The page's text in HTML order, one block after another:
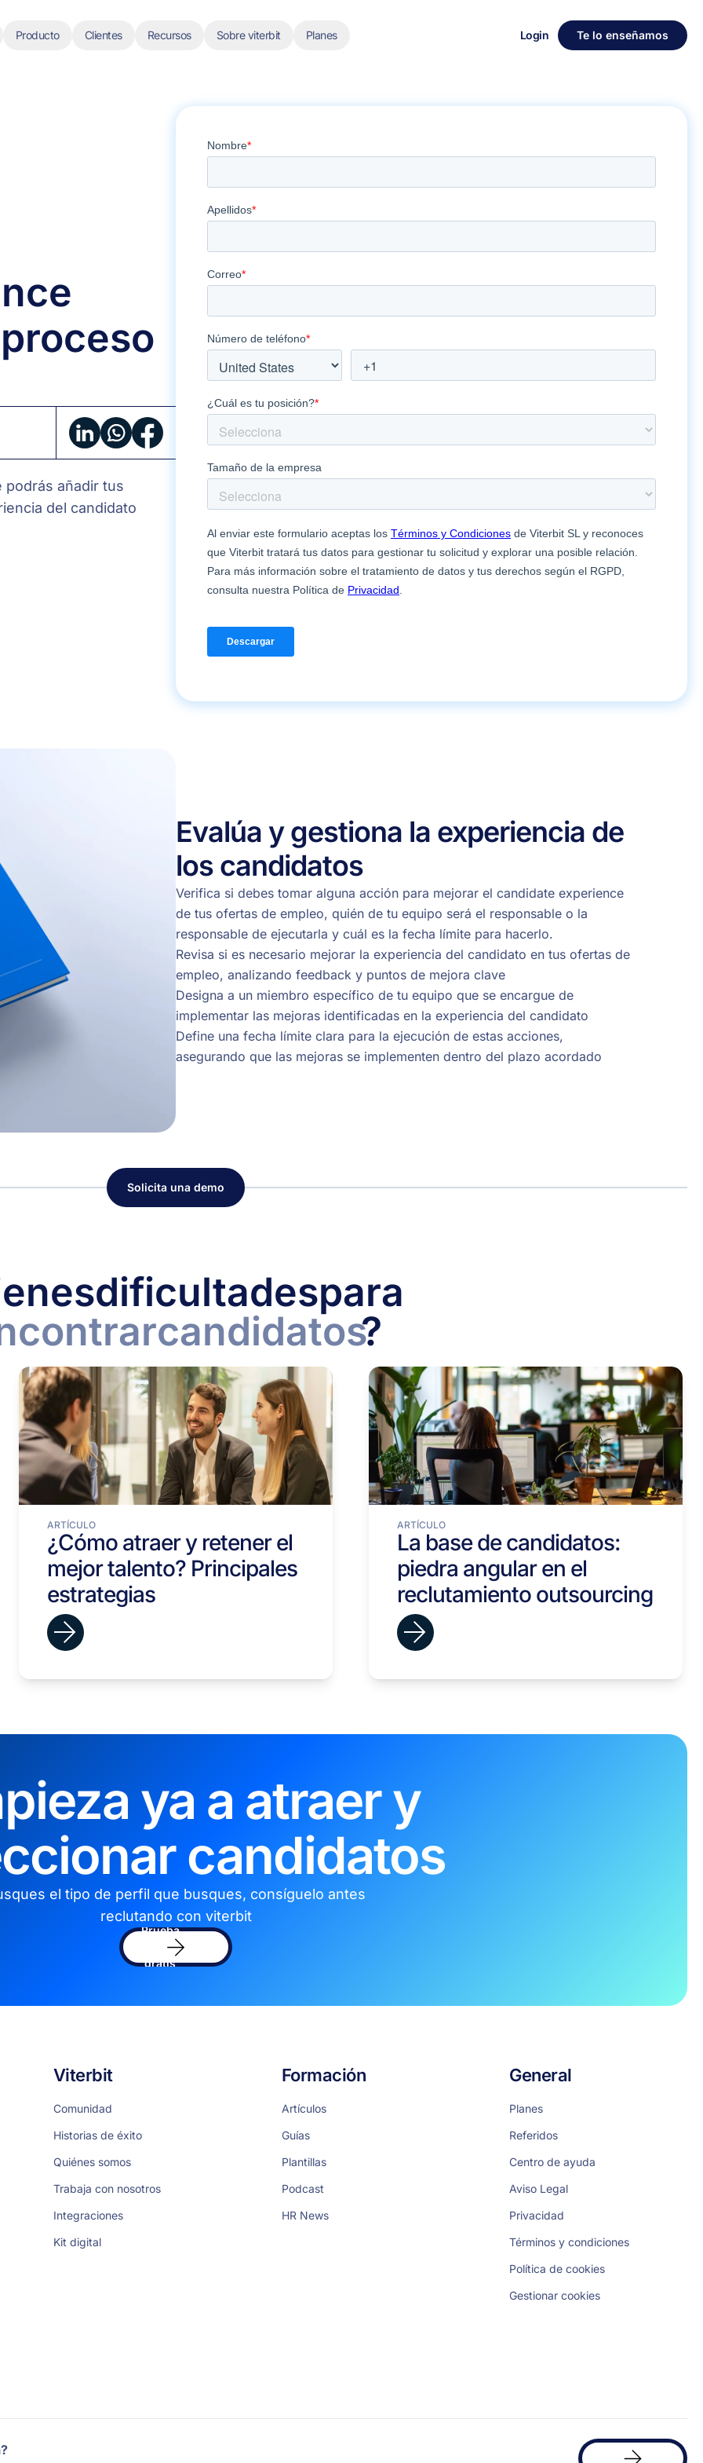
Login Te lo enseñamos
Producto Clientes Recursos Sobre viterbit Planes
Candidate
experience
checklist:
revisa
proceso
selección
proceso
podrás añadir tus
del candidato
Evalúa y gestiona la experiencia de
los candidatos
Verifica si debes tomar alguna acción para mejorar el candidate experience
de tus ofertas de empleo, quién de tu equipo será el responsable o la
responsable de ejecutarla y cuál es la fecha límite para hacerlo.
Revisa si es necesario mejorar la experiencia del candidato en tus ofertas de
empleo, analizando feedback y puntos de mejora clave
Designa a un miembro específico de tu equipo que se encargue de
implementar las mejoras identificadas en la experiencia del candidato
Define una fecha límite clara para la ejecución de estas acciones,
asegurando que las mejoras se implementen dentro del plazo acordado
Solicita una demo
dificultadespara
candidatos?
ARTÍCULO
¿Cómo atraer y retener el
mejor talento? Principales
estrategias
ARTÍCULO
La base de candidatos:
piedra angular en el
reclutamiento outsourcing
ya a atraer y
candidatos
el tipo de perfil que busques, consíguelo antes
reclutando con viterbit
Prueba
sofware
gratis
Viterbit
Comunidad
Historias de éxito
Quiénes somos
Trabaja con nosotros
Integraciones
Kit digital
Formación
Artículos
Guías
Plantillas
Podcast
HR News
General
Planes
Referidos
Centro de ayuda
Aviso Legal
Privacidad
Términos y condiciones
Política de cookies
Gestionar cookies
Solicita
una